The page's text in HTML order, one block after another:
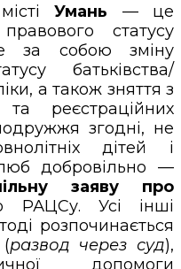
Умань — це
статусу
за собою зміну
батьківства/
а також зняття з
реєстраційних
згодні, не
дітей і
добровільно —
заяву про
РАЦСу. Усі інші
розпочинається
(развод через суд),
допомоги